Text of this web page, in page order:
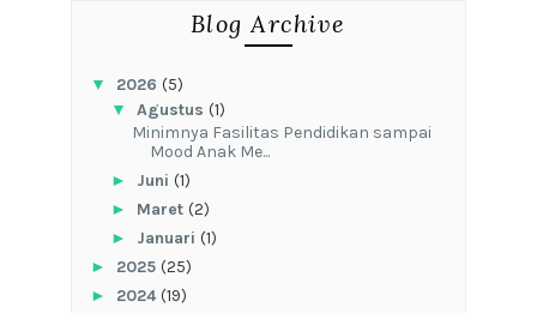
Blog Archive
▼ 2026 (5)
▼ Agustus (1)
‎Minimnya Fasilitas Pendidikan sampai
Mood Anak Me...
► Juni (1)
► Maret (2)
► Januari (1)
► 2025 (25)
► 2024(19)